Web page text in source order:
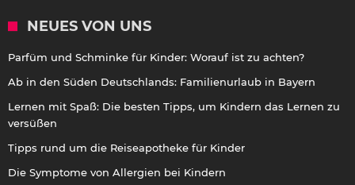
NEUES VON UNS
Parfüm und Schminke für Kinder: Worauf ist zu achten?
Ab in den Süden Deutschlands: Familienurlaub in Bayern
Lernen mit Spaß: Die besten Tipps, um Kindern das Lernen zu
versüßen
Tipps rund um die Reiseapotheke für Kinder
Die Symptome von Allergien bei Kindern